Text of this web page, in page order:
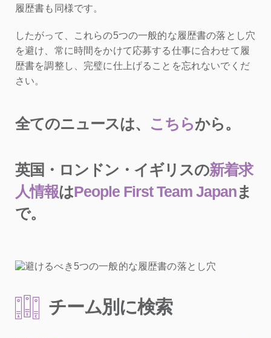
履歴書も同様です。
したがって、これらの5つの一般的な履歴書の落とし穴
を避け、常に時間をかけて応募する仕事に合わせて履
歴書を調整し、完璧に仕上げることを忘れないでくだ
さい。
全てのニュースは、 こちらから。
英国・ロンドン・イギリスの新着求
人情報はPeople First Team Japanま
で。
チーム別に検索